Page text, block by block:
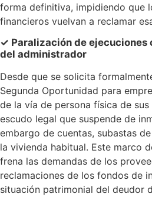
forma definitiva, impidiendo que
financieros vuelvan a reclamar
✓ Paralización de ejecuciones
del administrador
Desde que se solicita
Segunda Oportunidad para
de la vía de persona física de
escudo legal que suspende de
embargo de cuentas, subastas
la vivienda habitual. Este marco
frena las demandas de los
reclamaciones de los fondos de
situación patrimonial del deudor